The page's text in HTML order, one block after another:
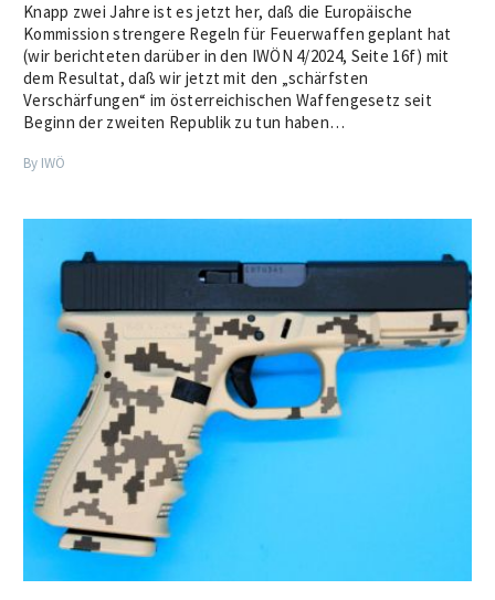
Knapp zwei Jahre ist es jetzt her, daß die Europäische
Kommission strengere Regeln für Feuerwaffen geplant hat
(wir berichteten darüber in den IWÖN 4/2024, Seite 16f) mit
dem Resultat, daß wir jetzt mit den „schärfsten
Verschärfungen“ im österreichischen Waffengesetz seit
Beginn der zweiten Republik zu tun haben…
By IWÖ